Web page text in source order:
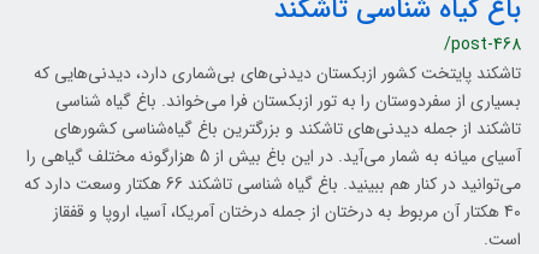
باغ گیاه شناسی تاشکند
/post-468
تاشکند پایتخت کشور ازبکستان دیدنی‌های بی‌شماری دارد، دیدنی‌هایی که
بسیاری از سفردوستان را به تور ازبکستان فرا می‌خواند. باغ گیاه شناسی
تاشکند از جمله دیدنی‌های تاشکند و بزرگترین باغ گیاه‌شناسی کشورهای
آسیای میانه به شمار می‌آید. در این باغ بیش از 5 هزارگونه مختلف گیاهی را
می‌توانید در کنار هم ببینید. باغ گیاه شناسی تاشکند 66 هکتار وسعت دارد که
40 هکتار آن مربوط به درختان از جمله درختان آمریکا، آسیا، اروپا و قفقاز
است.